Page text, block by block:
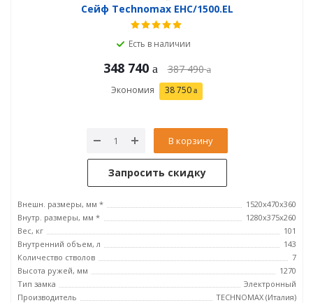
Сейф Technomax EHC/1500.EL
Есть в наличии
348 740 387 490
Экономия 38 750
В корзину
Запросить скидку
Внешн. размеры, мм *
1520x470x360
Внутр. размеры, мм *
1280х375х260
Вес, кг
101
Внутренний объем, л
143
Количество стволов
7
Высота ружей, мм
1270
Тип замка
Электронный
Производитель
TECHNOMAX (Италия)